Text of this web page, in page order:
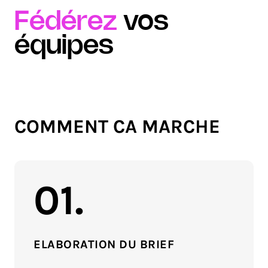
Fédérez vos
équipes
COMMENT CA MARCHE
01.
ELABORATION DU BRIEF